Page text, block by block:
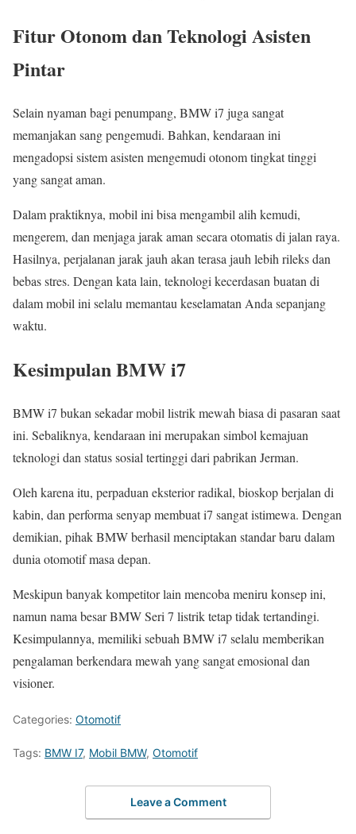
Fitur Otonom dan Teknologi Asisten
Pintar
Selain nyaman bagi penumpang, BMW i7 juga sangat
memanjakan sang pengemudi. Bahkan, kendaraan ini
mengadopsi sistem asisten mengemudi otonom tingkat tinggi
yang sangat aman.
Dalam praktiknya, mobil ini bisa mengambil alih kemudi,
mengerem, dan menjaga jarak aman secara otomatis di jalan raya.
Hasilnya, perjalanan jarak jauh akan terasa jauh lebih rileks dan
bebas stres. Dengan kata lain, teknologi kecerdasan buatan di
dalam mobil ini selalu memantau keselamatan Anda sepanjang
waktu.
Kesimpulan BMW i7
BMW i7 bukan sekadar mobil listrik mewah biasa di pasaran saat
ini. Sebaliknya, kendaraan ini merupakan simbol kemajuan
teknologi dan status sosial tertinggi dari pabrikan Jerman.
Oleh karena itu, perpaduan eksterior radikal, bioskop berjalan di
kabin, dan performa senyap membuat i7 sangat istimewa. Dengan
demikian, pihak BMW berhasil menciptakan standar baru dalam
dunia otomotif masa depan.
Meskipun banyak kompetitor lain mencoba meniru konsep ini,
namun nama besar BMW Seri 7 listrik tetap tidak tertandingi.
Kesimpulannya, memiliki sebuah BMW i7 selalu memberikan
pengalaman berkendara mewah yang sangat emosional dan
visioner.
Categories: Otomotif
Tags: BMW I7, Mobil BMW, Otomotif
Leave a Comment